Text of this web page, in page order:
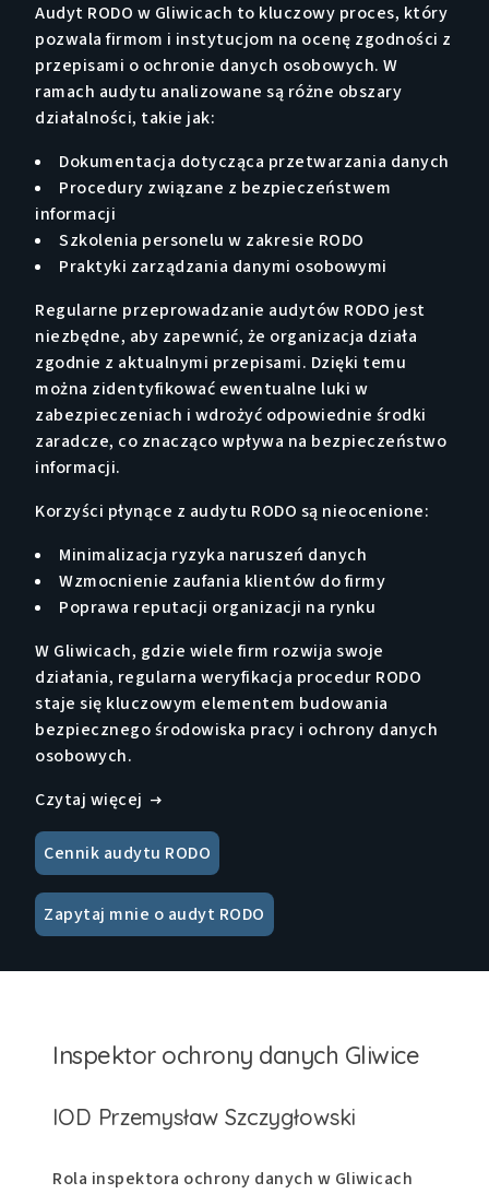
Audyt RODO w Gliwicach to kluczowy proces, który
pozwala firmom i instytucjom na ocenę zgodności z
przepisami o ochronie danych osobowych. W
ramach audytu analizowane są różne obszary
działalności, takie jak:
Dokumentacja dotycząca przetwarzania danych
Procedury związane z bezpieczeństwem
informacji
Szkolenia personelu w zakresie RODO
Praktyki zarządzania danymi osobowymi
Regularne przeprowadzanie audytów RODO jest
niezbędne, aby zapewnić, że organizacja działa
zgodnie z aktualnymi przepisami. Dzięki temu
można zidentyfikować ewentualne luki w
zabezpieczeniach i wdrożyć odpowiednie środki
zaradcze, co znacząco wpływa na bezpieczeństwo
informacji.
Korzyści płynące z audytu RODO są nieocenione:
Minimalizacja ryzyka naruszeń danych
Wzmocnienie zaufania klientów do firmy
Poprawa reputacji organizacji na rynku
W Gliwicach, gdzie wiele firm rozwija swoje
działania, regularna weryfikacja procedur RODO
staje się kluczowym elementem budowania
bezpiecznego środowiska pracy i ochrony danych
osobowych.
Czytaj więcej
Cennik audytu RODO
Zapytaj mnie o audyt RODO
Inspektor ochrony danych Gliwice
IOD Przemysław Szczygłowski
Rola inspektora ochrony danych w Gliwicach